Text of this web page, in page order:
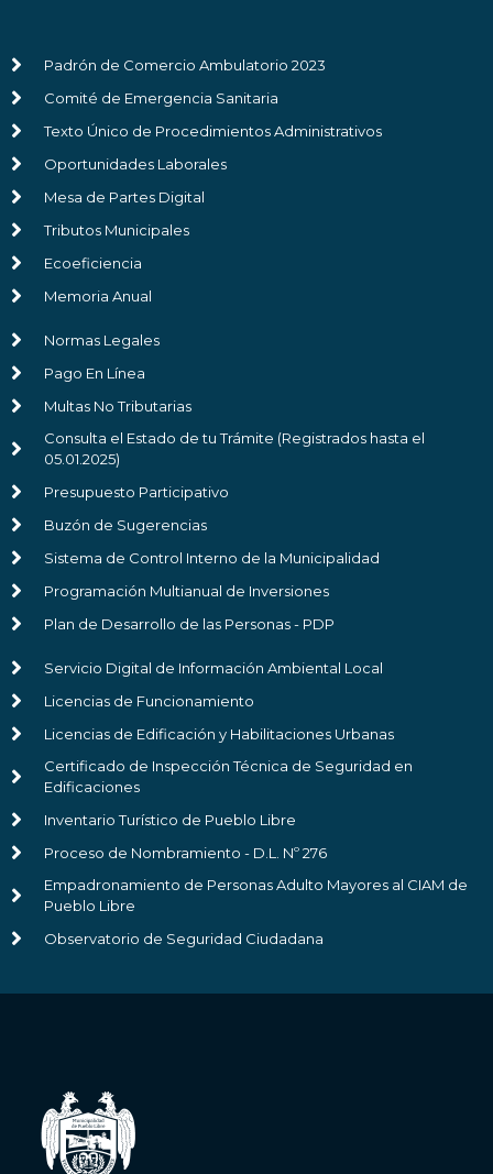
Padrón de Comercio Ambulatorio 2023
Comité de Emergencia Sanitaria
Texto Único de Procedimientos Administrativos
Oportunidades Laborales
Mesa de Partes Digital
Tributos Municipales
Ecoeficiencia
Memoria Anual
Normas Legales
Pago En Línea
Multas No Tributarias
Consulta el Estado de tu Trámite (Registrados hasta el
05.01.2025)
Presupuesto Participativo
Buzón de Sugerencias
Sistema de Control Interno de la Municipalidad
Programación Multianual de Inversiones
Plan de Desarrollo de las Personas - PDP
Servicio Digital de Información Ambiental Local
Licencias de Funcionamiento
Licencias de Edificación y Habilitaciones Urbanas
Certificado de Inspección Técnica de Seguridad en
Edificaciones
Inventario Turístico de Pueblo Libre
Proceso de Nombramiento - D.L. Nº 276
Empadronamiento de Personas Adulto Mayores al CIAM de
Pueblo Libre
Observatorio de Seguridad Ciudadana